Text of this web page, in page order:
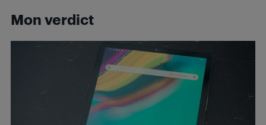
Mon verdict